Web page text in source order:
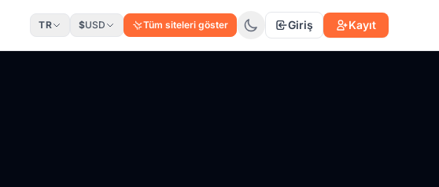
TR $USD Tüm siteleri göster Giriş Kayıt